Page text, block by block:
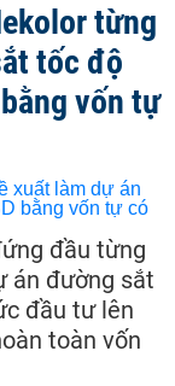
từng
tốc độ
vốn tự
đầu từng
án đường sắt
đầu tư lên
toàn vốn